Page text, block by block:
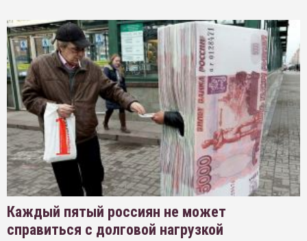
Каждый пятый россиян не может
справиться с долговой нагрузкой